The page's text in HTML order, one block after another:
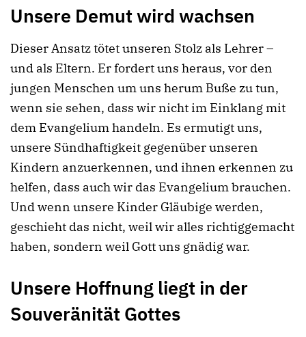
Unsere Demut wird wachsen
Dieser Ansatz tötet unseren Stolz als Lehrer –
und als Eltern. Er fordert uns heraus, vor den
jungen Menschen um uns herum Buße zu tun,
wenn sie sehen, dass wir nicht im Einklang mit
dem Evangelium handeln. Es ermutigt uns,
unsere Sündhaftigkeit gegenüber unseren
Kindern anzuerkennen, und ihnen erkennen zu
helfen, dass auch wir das Evangelium brauchen.
Und wenn unsere Kinder Gläubige werden,
geschieht das nicht, weil wir alles richtiggemacht
haben, sondern weil Gott uns gnädig war.
Unsere Hoffnung liegt in der
Souveränität Gottes